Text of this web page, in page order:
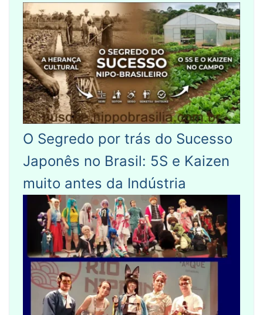
O Segredo por trás do Sucesso
Japonês no Brasil: 5S e Kaizen
muito antes da Indústria